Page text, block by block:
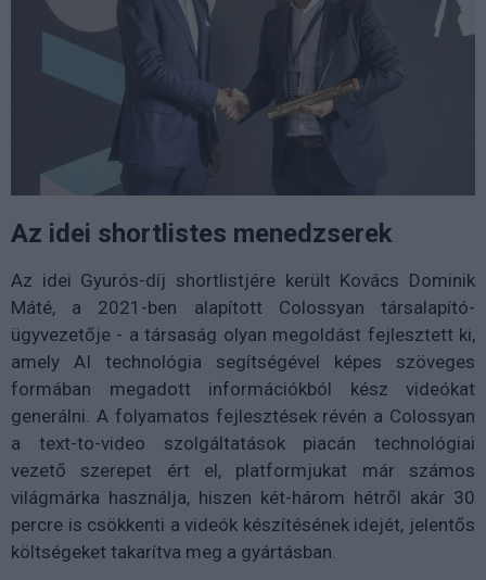
Az idei shortlistes menedzserek
Az idei Gyurós-díj shortlistjére került Kovács Dominik
Máté, a 2021-ben alapított Colossyan társalapító-
ügyvezetője - a társaság olyan megoldást fejlesztett ki,
amely AI technológia segítségével képes szöveges
formában megadott információkból kész videókat
generálni. A folyamatos fejlesztések révén a Colossyan
a text-to-video szolgáltatások piacán technológiai
vezető szerepet ért el, platformjukat már számos
világmárka használja, hiszen két-három hétről akár 30
percre is csökkenti a videók készítésének idejét, jelentős
költségeket takarítva meg a gyártásban.